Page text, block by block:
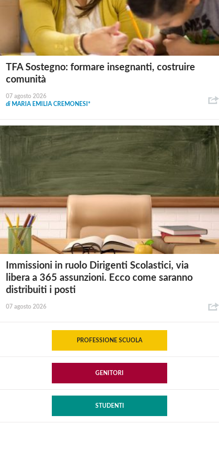
TFA Sostegno: formare insegnanti, costruire
comunità
07 agosto 2026
di MARIA EMILIA CREMONESI*
Immissioni in ruolo Dirigenti Scolastici, via
libera a 365 assunzioni. Ecco come saranno
distribuiti i posti
07 agosto 2026
PROFESSIONE SCUOLA
GENITORI
STUDENTI